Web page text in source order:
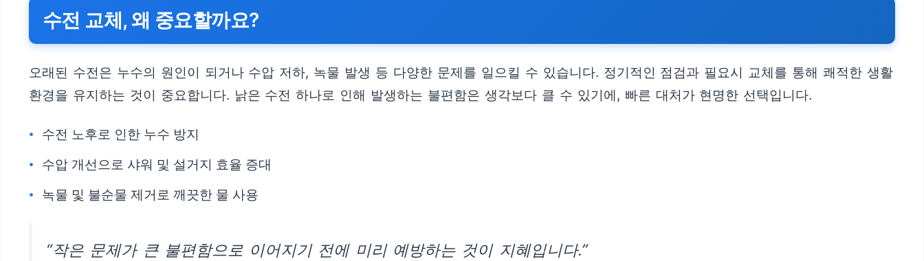
수전 교체, 왜 중요할까요?
오래된 수전은 누수의 원인이 되거나 수압 저하, 녹물 발생 등 다양한 문제를 일으킬 수 있습니다. 정기적인 점검과 필요시 교체를 통해 쾌적한 생활
환경을 유지하는 것이 중요합니다. 낡은 수전 하나로 인해 발생하는 불편함은 생각보다 클 수 있기에, 빠른 대처가 현명한 선택입니다.
수전 노후로 인한 누수 방지
수압 개선으로 샤워 및 설거지 효율 증대
녹물 및 불순물 제거로 깨끗한 물 사용
“작은 문제가 큰 불편함으로 이어지기 전에 미리 예방하는 것이 지혜입니다.”